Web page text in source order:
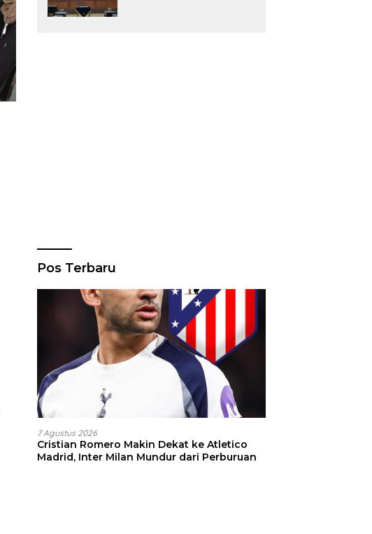
Pos Terbaru
7 Agustus 2026
Cristian Romero Makin Dekat ke Atletico
Madrid, Inter Milan Mundur dari Perburuan